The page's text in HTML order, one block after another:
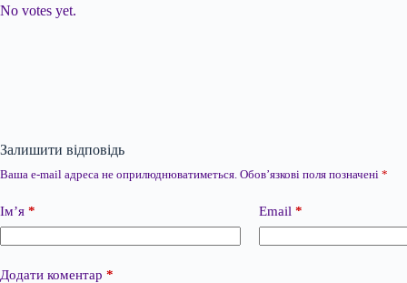
No votes yet.
Залишити відповідь
Ваша e-mail адреса не оприлюднюватиметься. Обов’язкові поля позначені *
Ім’я * Email *
Додати коментар *